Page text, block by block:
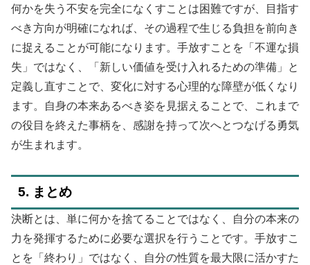
何かを失う不安を完全になくすことは困難ですが、目指す
べき方向が明確になれば、その過程で生じる負担を前向き
に捉えることが可能になります。手放すことを「不運な損
失」ではなく、「新しい価値を受け入れるための準備」と
定義し直すことで、変化に対する心理的な障壁が低くなり
ます。自身の本来あるべき姿を見据えることで、これまで
の役目を終えた事柄を、感謝を持って次へとつなげる勇気
が生まれます。
5. まとめ
決断とは、単に何かを捨てることではなく、自分の本来の
力を発揮するために必要な選択を行うことです。手放すこ
とを「終わり」ではなく、自分の性質を最大限に活かすた